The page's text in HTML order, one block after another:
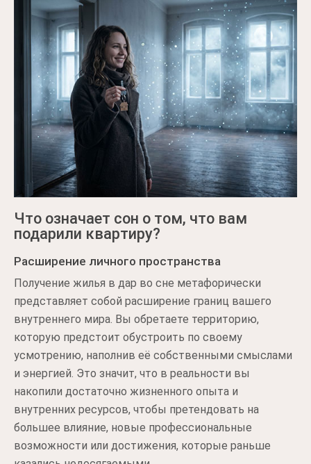
Что означает сон о том, что вам
подарили квартиру?
Расширение личного пространства
Получение жилья в дар во сне метафорически
представляет собой расширение границ вашего
внутреннего мира. Вы обретаете территорию,
которую предстоит обустроить по своему
усмотрению, наполнив её собственными смыслами
и энергией. Это значит, что в реальности вы
накопили достаточно жизненного опыта и
внутренних ресурсов, чтобы претендовать на
большее влияние, новые профессиональные
возможности или достижения, которые раньше